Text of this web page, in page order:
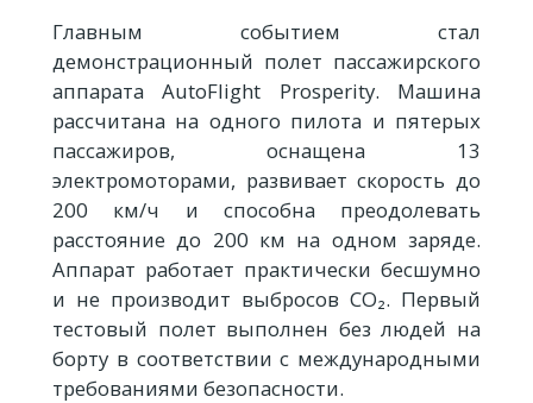
Главным событием стал
демонстрационный полет пассажирского
аппарата AutoFlight Prosperity. Машина
рассчитана на одного пилота и пятерых
пассажиров, оснащена 13
электромоторами, развивает скорость до
200 км/ч и способна преодолевать
расстояние до 200 км на одном заряде.
Аппарат работает практически бесшумно
и не производит выбросов CO₂. Первый
тестовый полет выполнен без людей на
борту в соответствии с международными
требованиями безопасности.